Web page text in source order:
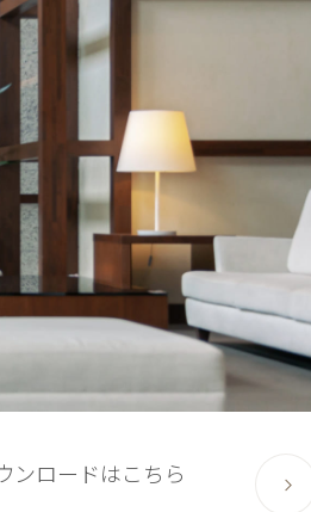
ンロードはこちら